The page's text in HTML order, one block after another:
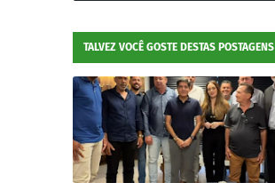
TALVEZ VOCÊ GOSTE DESTAS POSTAGENS